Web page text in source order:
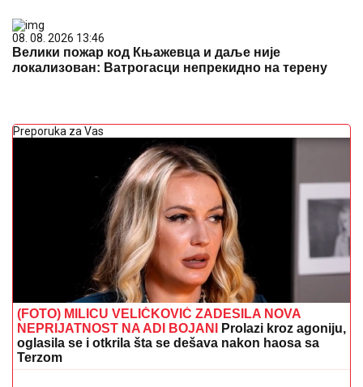
08. 08. 2026 13:46
Велики пожар код Књажевца и даље није
локализован: Ватрогасци непрекидно на терену
Preporuka za Vas
(FOTO) MILICU VELIČKOVIĆ ZADESILA NOVA
NEPRIJATNOST NA ADI BOJANI
Prolazi kroz agoniju,
oglasila se i otkrila šta se dešava nakon haosa sa
Terzom